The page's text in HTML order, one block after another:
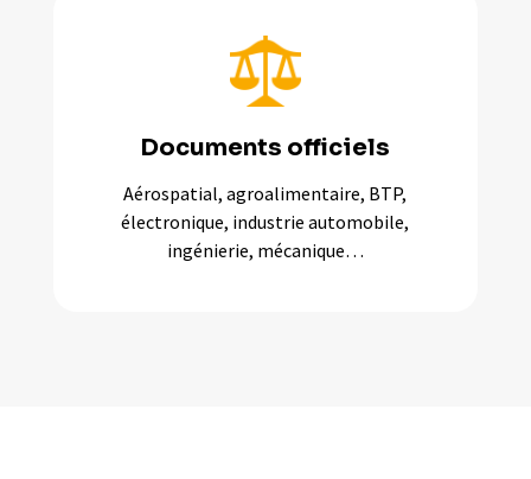
Documents officiels
Aérospatial, agroalimentaire, BTP,
électronique, industrie automobile,
ingénierie, mécanique…